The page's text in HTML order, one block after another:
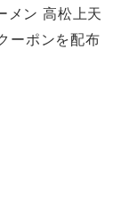
メン 高松上天
ーポンを配布